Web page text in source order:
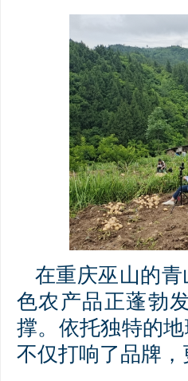
在重庆巫山的
色农产品正蓬勃
撑。依托独特的
不仅打响了品牌